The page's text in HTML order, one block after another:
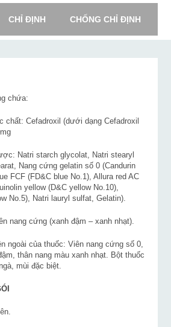
CHỈ ĐỊNH CHỐNG CHỈ ĐỊNH
chứa:
Cefadroxil (dưới dạng Cefadroxil
Natri starch glycolat, Natri stearyl
Nang cứng gelatin số 0 (Candurin
FCF (FD&C blue No.1), Allura red AC
yellow (D&C yellow No.10),
No.5), Natri lauryl sulfat, Gelatin).
nang cứng (xanh đậm – xanh nhạt).
ngoài của thuốc: Viên nang cứng số 0,
thân nang màu xanh nhạt. Bột thuốc
mùi đặc biệt.